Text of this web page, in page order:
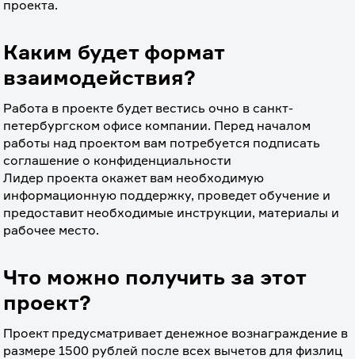
проекта.
Каким будет формат
взаимодействия?
Работа в проекте будет вестись очно в санкт-
петербургском офисе компании. Перед началом
работы над проектом вам потребуется подписать
соглашение о конфиденциальности
Лидер проекта окажет вам необходимую
информационную поддержку, проведет обучение и
предоставит необходимые инструкции, материалы и
рабочее место.
Что можно получить за этот
проект?
Проект предусматривает денежное вознаграждение в
размере 1500 рублей после всех вычетов для физлиц